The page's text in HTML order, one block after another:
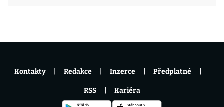
Kontakty Redakce Inzerce Předplatné
RSS Kariéra